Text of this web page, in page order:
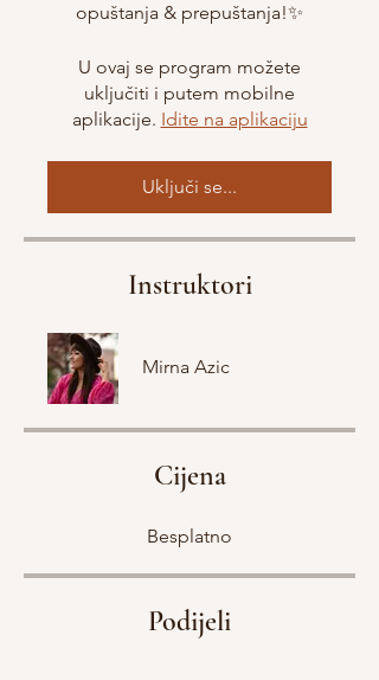
opuštanja & prepuštanja!✨
U ovaj se program možete
uključiti i putem mobilne
aplikacije. Idite na aplikaciju
Uključi se...
Instruktori
Mirna Azic
Cijena
Besplatno
Podijeli